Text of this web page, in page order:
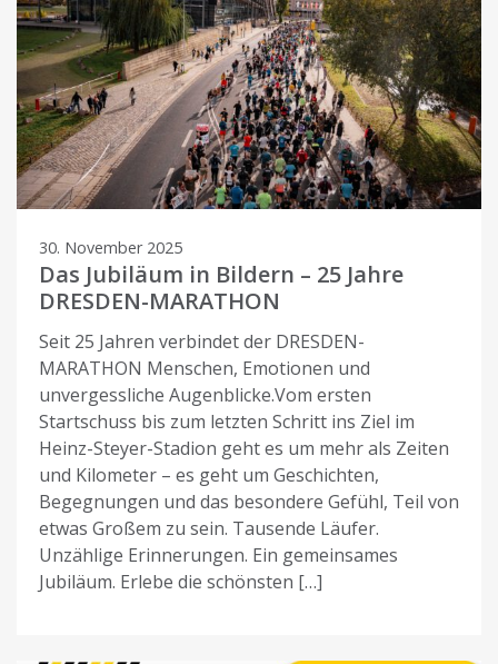
30. November 2025
Das Jubiläum in Bildern – 25 Jahre
DRESDEN-MARATHON
Seit 25 Jahren verbindet der DRESDEN-
MARATHON Menschen, Emotionen und
unvergessliche Augenblicke.Vom ersten
Startschuss bis zum letzten Schritt ins Ziel im
Heinz-Steyer-Stadion geht es um mehr als Zeiten
und Kilometer – es geht um Geschichten,
Begegnungen und das besondere Gefühl, Teil von
etwas Großem zu sein. Tausende Läufer.
Unzählige Erinnerungen. Ein gemeinsames
Jubiläum. Erlebe die schönsten […]